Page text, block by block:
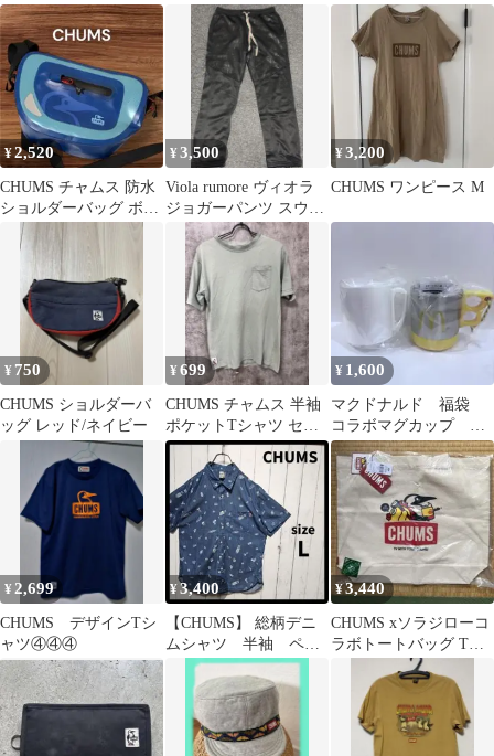
Anniversary
ト 白 新品 未使用
脚セット 非売品
¥2,520
CHUMS チャムス 防水
ショルダーバッグ ボデ
ィバッグ ブルー アウト
ドア
¥3,500
Viola rumore ヴィオラ
ジョガーパンツ スウェ
ット ジャージ XL
¥3,200
CHUMS ワンピース M
¥ 750
CHUMS ショルダーバ
ッグ レッド/ネイビー
¥699
CHUMS チャムス 半袖
ポケットTシャツ セー
ジグリーン ピスネーム
付き S
¥ 1,600
マクドナルド 福袋
コラボマグカップ コ
ールマン チャムス 2
点セット
¥ 2,699
CHUMS デザインTシ
ャツ④④④
¥3,400
【CHUMS】 総柄デニ
ムシャツ 半袖 ペン
ギン F1065
¥3,440
CHUMS xソラジローコ
ラボトートバッグ TV
WITH YOUR CHUMS